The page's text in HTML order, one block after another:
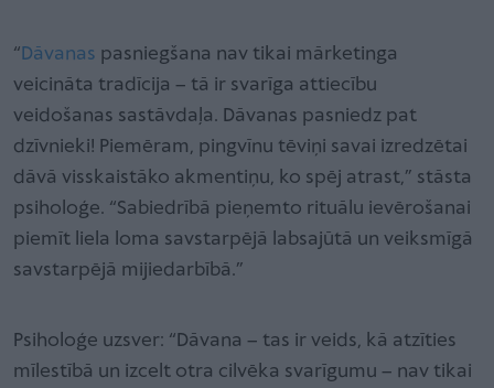
“ Dāvanas pasniegšana nav tikai mārketinga
veicināta tradīcija – tā ir svarīga attiecību
veidošanas sastāvdaļa. Dāvanas pasniedz pat
dzīvnieki! Piemēram, pingvīnu tēviņi savai izredzētai
dāvā visskaistāko akmentiņu, ko spēj atrast,” stāsta
psiholoģe. “Sabiedrībā pieņemto rituālu ievērošanai
piemīt liela loma savstarpējā labsajūtā un veiksmīgā
savstarpējā mijiedarbībā.”
Psiholoģe uzsver: “Dāvana – tas ir veids, kā atzīties
mīlestībā un izcelt otra cilvēka svarīgumu – nav tikai